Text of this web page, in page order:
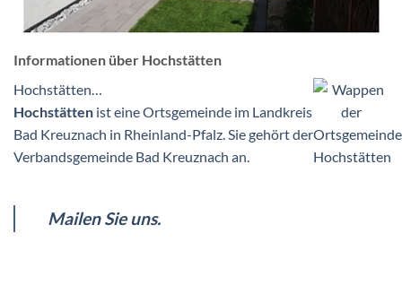
Informationen über Hochstätten
Hochstätten…
Hochstätten ist eine Ortsgemeinde im Landkreis
Bad Kreuznach in Rheinland-Pfalz. Sie gehört der
Verbandsgemeinde Bad Kreuznach an.
Mailen Sie uns.